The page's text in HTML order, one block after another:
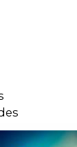
ett
La
vasst
i